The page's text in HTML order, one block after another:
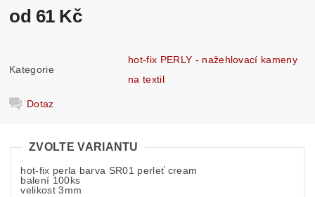
od 61 Kč
Kategorie
hot-fix PERLY - nažehlovací kameny
na textil
Dotaz
ZVOLTE VARIANTU
hot-fix perla barva SR01 perleť cream
balení 100ks
velikost 3mm